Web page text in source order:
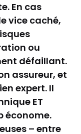
En cas
vice caché,
ou
défaillant.
assureur, et
expert. Il
ET
économe.
– entre